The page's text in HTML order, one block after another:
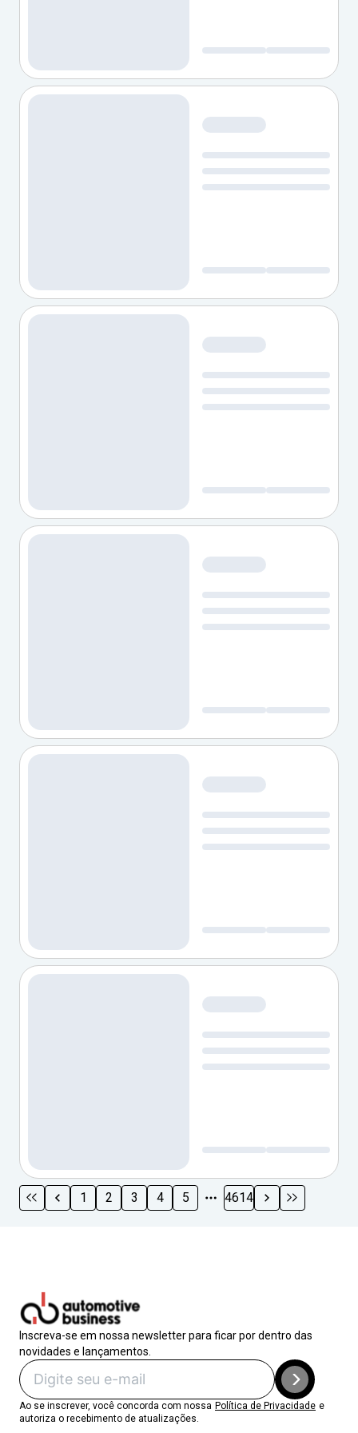
BYD amplia linha de híbridos flex com foco em SUVs
1 2 3 4 5 4614
Inscreva-se em nossa newsletter para ficar por dentro das
novidades e lançamentos.
Ao se inscrever, você concorda com nossa Política de Privacidade e
autoriza o recebimento de atualizações.